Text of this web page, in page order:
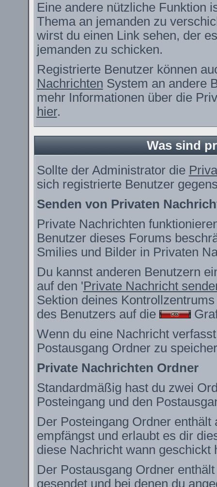
Eine andere nützliche Funktion
Thema an jemanden zu
wirst du einen Link sehen, der
jemanden zu schicken.
Registrierte Benutzer können
Nachrichten System an andere
mehr Informationen über die
hier.
Was sind
Sollte der Administrator die
sich registrierte Benutzer
Senden von Privaten
Private Nachrichten
Benutzer dieses Forums
Smilies und Bilder in Privaten
Du kannst anderen Benutzern
auf den 'Private Nachricht
Sektion deines
des Benutzers auf die
Wenn du eine Nachricht
Postausgang Ordner zu
Private Nachrichten Ordner
Standardmäßig hast du zwei
Posteingang und den
Der Posteingang Ordner
empfängst und erlaubt es dir
diese Nachricht wann geschickt
Der Postausgang Ordner
gesendet und bei denen du